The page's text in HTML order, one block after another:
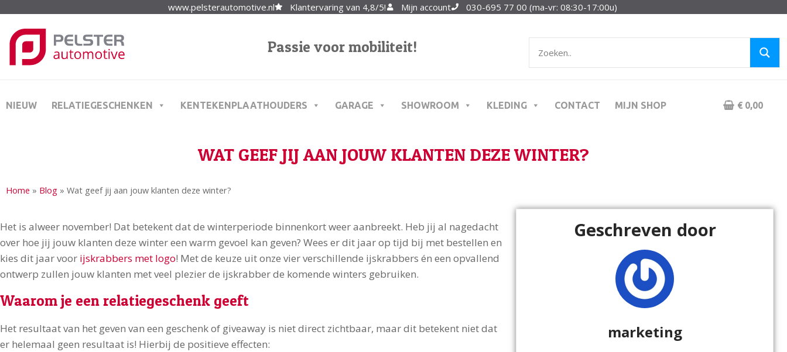
www.pelsterautomotive.nl Klantervaring van 4,8/5! Mijn account 030-695 77 00 (ma-vr: 08:30-17:00u)
Passie voor mobiliteit!
NIEUW RELATIEGESCHENKEN KENTEKENPLAATHOUDERS GARAGE SHOWROOM KLEDING CONTACT MIJN SHOP € 0,00
WAT GEEF JIJ AAN JOUW KLANTEN DEZE WINTER?
Home » Blog » Wat geef jij aan jouw klanten deze winter?
Het is alweer november! Dat betekent dat de winterperiode binnenkort weer aanbreekt. Heb jij al nagedacht
over hoe jij jouw klanten deze winter een warm gevoel kan geven? Wees er dit jaar op tijd bij met bestellen en
kies dit jaar voor ijskrabbers met logo! Met de keuze uit onze vier verschillende ijskrabbers én een opvallend
ontwerp zullen jouw klanten met veel plezier de ijskrabber de komende winters gebruiken.
Waarom je een relatiegeschenk geeft
Het resultaat van het geven van een geschenk of giveaway is niet direct zichtbaar, maar dit betekent niet dat
er helemaal geen resultaat is! Hierbij de positieve effecten:
Geschreven door
marketing